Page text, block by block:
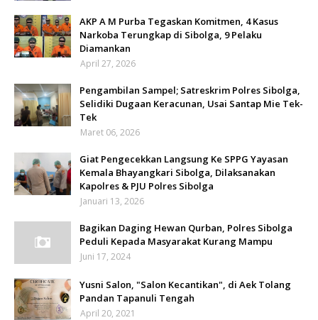
AKP A M Purba Tegaskan Komitmen, 4 Kasus
Narkoba Terungkap di Sibolga, 9 Pelaku
Diamankan
April 27, 2026
Pengambilan Sampel; Satreskrim Polres Sibolga,
Selidiki Dugaan Keracunan, Usai Santap Mie Tek-
Tek
Maret 06, 2026
Giat Pengecekkan Langsung Ke SPPG Yayasan
Kemala Bhayangkari Sibolga, Dilaksanakan
Kapolres & PJU Polres Sibolga
Januari 13, 2026
Bagikan Daging Hewan Qurban, Polres Sibolga
Peduli Kepada Masyarakat Kurang Mampu
Juni 17, 2024
Yusni Salon, "Salon Kecantikan", di Aek Tolang
Pandan Tapanuli Tengah
April 20, 2021